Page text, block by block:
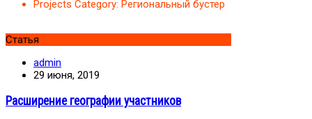
Projects Category: Региональный бустер
Статья
admin
29 июня, 2019
Расширение географии участников